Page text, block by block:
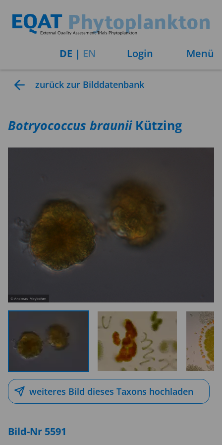
DE | EN Login Menü
zurück zur Bilddatenbank
Botryococcus brauniiKützing
weiteres Bild dieses Taxons hochladen
Bild-Nr 5591